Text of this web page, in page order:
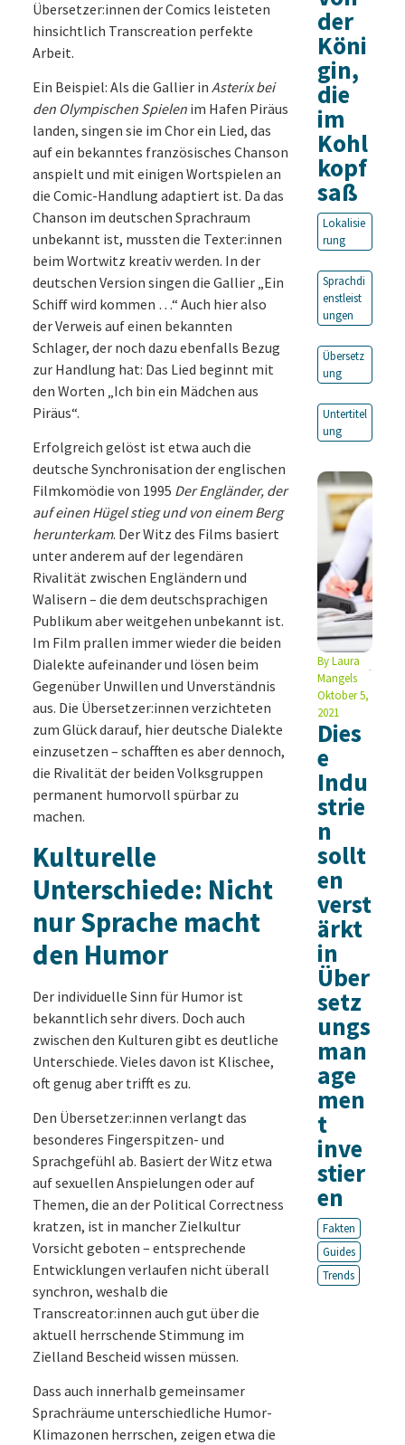
Übersetzer:innen der Comics leisteten
hinsichtlich Transcreation perfekte
Arbeit.
Ein Beispiel: Als die Gallier in Asterix bei
den Olympischen Spielen im Hafen Piräus
landen, singen sie im Chor ein Lied, das
auf ein bekanntes französisches Chanson
anspielt und mit einigen Wortspielen an
die Comic-Handlung adaptiert ist. Da das
Chanson im deutschen Sprachraum
unbekannt ist, mussten die Texter:innen
beim Wortwitz kreativ werden. In der
deutschen Version singen die Gallier „Ein
Schiff wird kommen …“ Auch hier also
der Verweis auf einen bekannten
Schlager, der noch dazu ebenfalls Bezug
zur Handlung hat: Das Lied beginnt mit
den Worten „Ich bin ein Mädchen aus
Piräus“.
Erfolgreich gelöst ist etwa auch die
deutsche Synchronisation der englischen
Filmkomödie von 1995 Der Engländer, der
auf einen Hügel stieg und von einem Berg
herunterkam. Der Witz des Films basiert
unter anderem auf der legendären
Rivalität zwischen Engländern und
Walisern – die dem deutschsprachigen
Publikum aber weitgehen unbekannt ist.
Im Film prallen immer wieder die beiden
Dialekte aufeinander und lösen beim
Gegenüber Unwillen und Unverständnis
aus. Die Übersetzer:innen verzichteten
zum Glück darauf, hier deutsche Dialekte
einzusetzen – schafften es aber dennoch,
die Rivalität der beiden Volksgruppen
permanent humorvoll spürbar zu
machen.
Kulturelle
Unterschiede: Nicht
nur Sprache macht
den Humor
Der individuelle Sinn für Humor ist
bekanntlich sehr divers. Doch auch
zwischen den Kulturen gibt es deutliche
Unterschiede. Vieles davon ist Klischee,
oft genug aber trifft es zu.
Den Übersetzer:innen verlangt das
besonderes Fingerspitzen- und
Sprachgefühl ab. Basiert der Witz etwa
auf sexuellen Anspielungen oder auf
Themen, die an der Political Correctness
kratzen, ist in mancher Zielkultur
Vorsicht geboten – entsprechende
Entwicklungen verlaufen nicht überall
synchron, weshalb die
Transcreator:innen auch gut über die
aktuell herrschende Stimmung im
Zielland Bescheid wissen müssen.
Dass auch innerhalb gemeinsamer
Sprachräume unterschiedliche Humor-
Klimazonen herrschen, zeigen etwa die
der
Köni
gin,
die
im
Kohl
kopf
saß
Lokalisie
rung
Sprachdi
enstleist
ungen
Übersetz
ung
Untertitel
ung
ByLaura
Mangels
Oktober 5,
2021
Dies
e
Indu
strie
n
sollt
en
verst
ärkt
in
Über
setz
ungs
man
age
men
t
inve
stier
en
Fakten
Guides
Trends